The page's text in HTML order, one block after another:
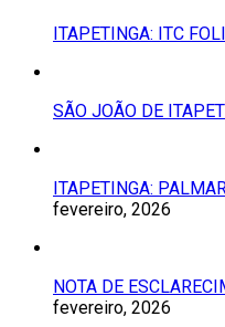
ITAPETINGA: ITC
SÃO JOÃO DE
ITAPETINGA:
fevereiro, 2026
NOTA DE
fevereiro, 2026